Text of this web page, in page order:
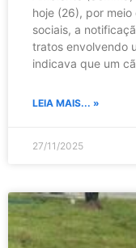
hoje (26), por
sociais, a
tratos envolvendo
indicava que um
LEIA MAIS... »
27/11/2025